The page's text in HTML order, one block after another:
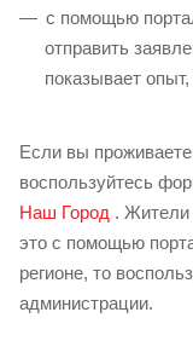
с помощью
отправить
показывает
Если вы
воспользуйтесь
Наш Город . Жители
это с помощью
регионе, то
администрации.